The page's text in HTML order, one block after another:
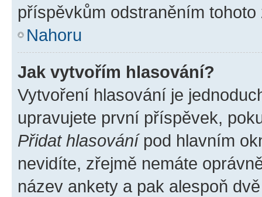
příspěvkům odstraněním
Nahoru
Jak vytvořím hlasování?
Vytvoření hlasování je
upravujete první příspěvek,
Přidat hlasovánípod hlavním
nevidíte, zřejmě nemáte
název ankety a pak alespoň